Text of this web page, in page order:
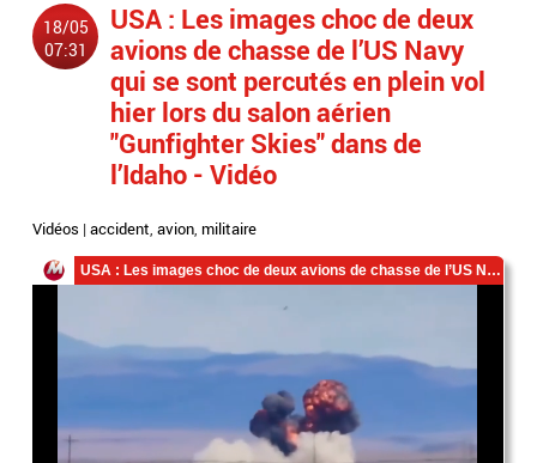
18/05
07:31
USA : Les images choc de deux
avions de chasse de l’US Navy
qui se sont percutés en plein vol
hier lors du salon aérien
"Gunfighter Skies" dans de
l’Idaho - Vidéo
Vidéos |accident,avion,militaire